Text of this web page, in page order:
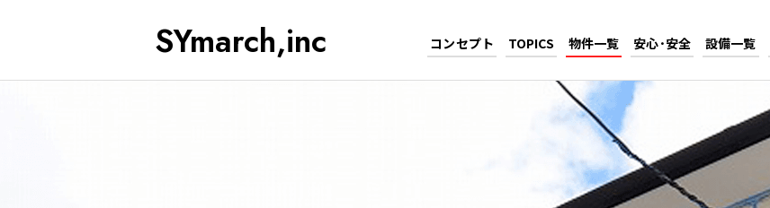
SYmarch,inc コンセプト TOPICS 物件一覧 安心･安全 設備一覧